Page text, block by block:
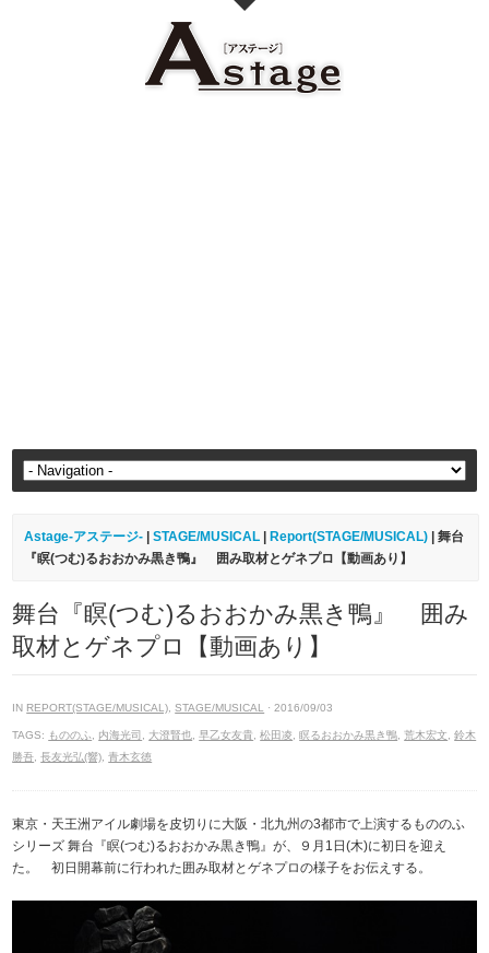
Astage-アステージ- |STAGE/MUSICAL Report(STAGE/MUSICAL) | 舞台
『瞑(つむ)るおおかみ黒き鴨』 囲み取材とゲネプロ【動画あり】
舞台『瞑(つむ)るおおかみ黒き鴨』 囲み
取材とゲネプロ【動画あり】
IN REPORT(STAGE/MUSICAL) ,STAGE/MUSICAL · 2016/09/03
TAGS: もののふ 内海光司 大澄賢也 ,早乙女友貴 ,松田凌 ,瞑るおおかみ黒き鴨 ,荒木宏文 ,鈴木
勝吾 ,長友光弘(響) ,青木玄徳
東京・天王洲アイル劇場を皮切りに大阪・北九州の3都市で上演するもののふ
シリーズ 舞台『瞑(つむ)るおおかみ黒き鴨』が、９月1日(木)に初日を迎え
た。 初日開幕前に行われた囲み取材とゲネプロの様子をお伝えする。